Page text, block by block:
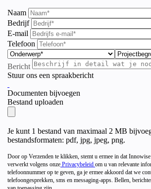
Naam
Bedrijf
E-mail
Telefoon
Bericht
Stuur ons een spraakbericht
Documenten bijvoegen
Bestand uploaden
Je kunt 1 bestand van maximaal 2 MB
bestandsformaten: pdf, jpg, jpeg, png.
Door op Verzenden te klikken, stemt u ermee in dat
verwerkt volgens onze Privacybeleid om u van relevante
telefoonnummer op te geven, ga je ermee akkoord dat we
telefoongesprekken, sms en messaging-apps. Bellen,